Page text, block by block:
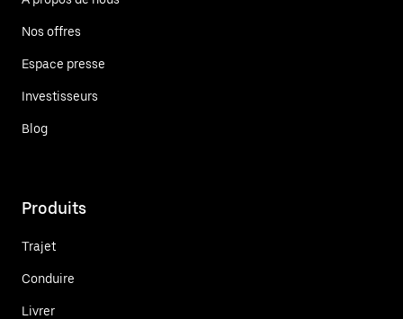
Nos offres
Espace presse
Investisseurs
Blog
Produits
Trajet
Conduire
Livrer